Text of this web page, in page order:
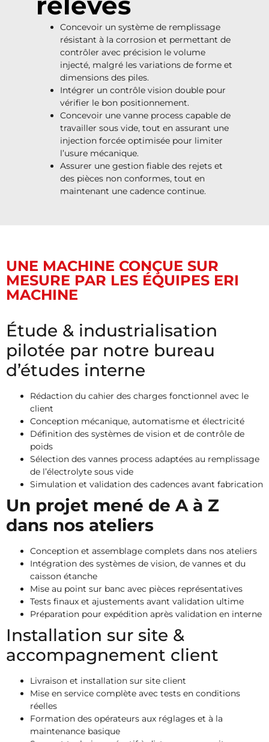
Concevoir un système de remplissage
résistant à la corrosion et permettant de
contrôler avec précision le volume
injecté, malgré les variations de forme et
dimensions des piles.
Intégrer un contrôle vision double pour
vérifier le bon positionnement.
Concevoir une vanne process capable de
travailler sous vide, tout en assurant une
injection forcée optimisée pour limiter
l’usure mécanique.
Assurer une gestion fiable des rejets et
des pièces non conformes, tout en
maintenant une cadence continue.
UNE MACHINE CONÇUE SUR
MESURE PAR LES ÉQUIPES ERI
MACHINE
Étude & industrialisation
pilotée par notre bureau
d’études interne
Rédaction du cahier des charges fonctionnel avec le
client
Conception mécanique, automatisme et électricité
Définition des systèmes de vision et de contrôle de
poids
Sélection des vannes process adaptées au remplissage
de l’électrolyte sous vide
Simulation et validation des cadences avant fabrication
Un projet mené de A à Z
dans nos ateliers
Conception et assemblage complets dans nos ateliers
Intégration des systèmes de vision, de vannes et du
caisson étanche
Mise au point sur banc avec pièces représentatives
Tests finaux et ajustements avant validation ultime
Préparation pour expédition après validation en interne
Installation sur site &
accompagnement client
Livraison et installation sur site client
Mise en service complète avec tests en conditions
réelles
Formation des opérateurs aux réglages et à la
maintenance basique